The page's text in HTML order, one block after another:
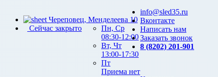
Череповец, Менделеева 10
Сейчас закрыто
Пн, Ср
08:30-12:00
Вт, Чт
13:00-17:30
Пт
Приема нет
info@sled35.ru
Вконтакте
Написать нам
Заказать звонок
8 (8202) 201-901